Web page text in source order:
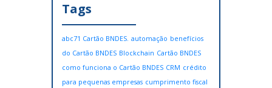
Tags
abc71 Cartão BNDES. automação benefícios
do Cartão BNDES Blockchain Cartão BNDES
como funciona o Cartão BNDES CRM crédito
para pequenas empresas cumprimento fiscal